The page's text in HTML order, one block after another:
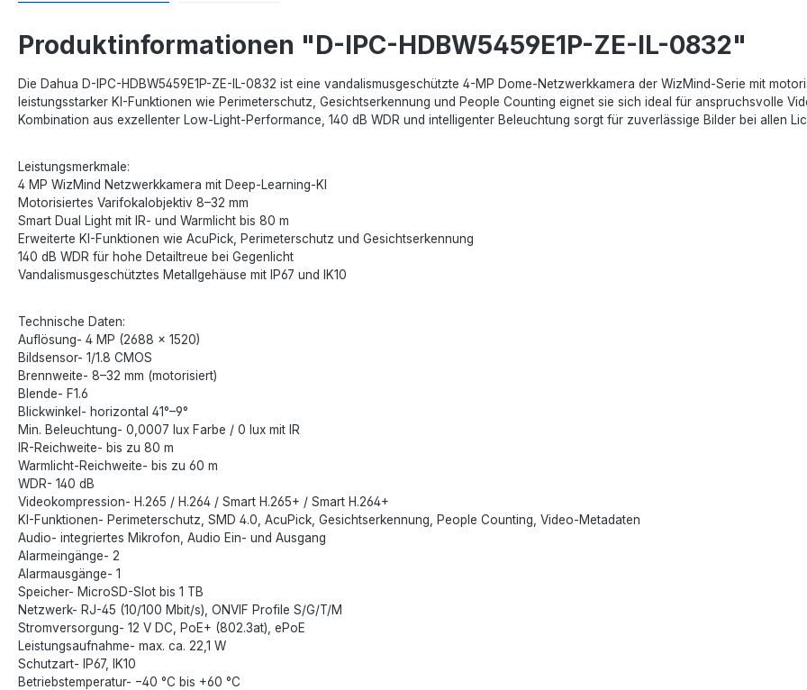
Produktinformationen "D-IPC-HDBW5459E1P-ZE-IL-0832"
Die Dahua D-IPC-HDBW5459E1P-ZE-IL-0832 ist eine vandalismusgeschützte 4-MP Dome-Netzwerkkamera der WizMind-Serie mit
leistungsstarker KI-Funktionen wie Perimeterschutz, Gesichtserkennung und People Counting eignet sie sich ideal für anspruchsvolle
Kombination aus exzellenter Low-Light-Performance, 140 dB WDR und intelligenter Beleuchtung sorgt für zuverlässige Bilder bei allen
Leistungsmerkmale:
4 MP WizMind Netzwerkkamera mit Deep-Learning-KI
Motorisiertes Varifokalobjektiv 8–32 mm
Smart Dual Light mit IR- und Warmlicht bis 80 m
Erweiterte KI-Funktionen wie AcuPick, Perimeterschutz und Gesichtserkennung
140 dB WDR für hohe Detailtreue bei Gegenlicht
Vandalismusgeschütztes Metallgehäuse mit IP67 und IK10
Technische Daten:
Auflösung- 4 MP (2688 × 1520)
Bildsensor- 1/1.8 CMOS
Brennweite- 8–32 mm (motorisiert)
Blende- F1.6
Blickwinkel- horizontal 41°–9°
Min. Beleuchtung- 0,0007 lux Farbe / 0 lux mit IR
IR-Reichweite- bis zu 80 m
Warmlicht-Reichweite- bis zu 60 m
WDR- 140 dB
Videokompression- H.265 / H.264 / Smart H.265+ / Smart H.264+
KI-Funktionen- Perimeterschutz, SMD 4.0, AcuPick, Gesichtserkennung, People Counting, Video-Metadaten
Audio- integriertes Mikrofon, Audio Ein- und Ausgang
Alarmeingänge- 2
Alarmausgänge- 1
Speicher- MicroSD-Slot bis 1 TB
Netzwerk- RJ-45 (10/100 Mbit/s), ONVIF Profile S/G/T/M
Stromversorgung- 12 V DC, PoE+ (802.3at), ePoE
Leistungsaufnahme- max. ca. 22,1 W
Schutzart- IP67, IK10
Betriebstemperatur- −40 °C bis +60 °C